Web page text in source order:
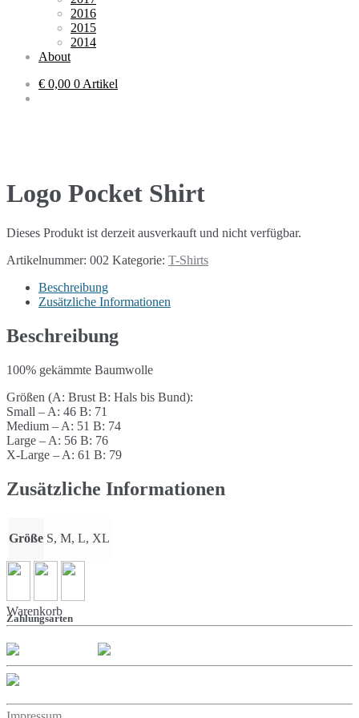
2016
2015
2014
About
€ 0,00 0 Artikel
Logo Pocket Shirt
Dieses Produkt ist derzeit ausverkauft und nicht verfügbar.
Artikelnummer: 002 Kategorie: T-Shirts
Beschreibung
Zusätzliche Informationen
Beschreibung
100% gekämmte Baumwolle
Größen (A: Brust B: Hals bis Bund):
Small – A: 46 B: 71
Medium – A: 51 B: 74
Large – A: 56 B: 76
X-Large – A: 61 B: 79
Zusätzliche Informationen
Größe S, M, L, XL
Warenkorb
Zahlungsarten